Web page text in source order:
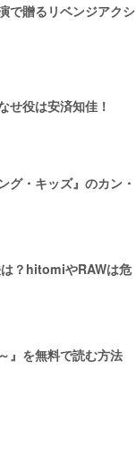
で贈るリベンジアクシ
せ役は安済知佳！
グ・キッズ』のカン・
？hitomiやRAWは危
』を無料で読む方法